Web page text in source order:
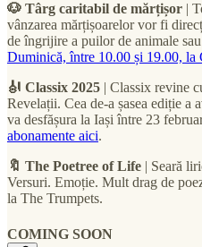
🐶 Târg caritabil de mărțișor |
vânzarea mărțișoarelor vor fi
de îngrijire a puilor de animale
Duminică, între 10.00 și 19.00, la
🎻 Classix 2025 | Classix revine
Revelații. Cea de-a șasea ediție a
va desfășura la Iași între 23
abonamente aici.
🔖 The Poetree of Life | Seară
Versuri. Emoție. Mult drag de
la The Trumpets.
COMING SOON